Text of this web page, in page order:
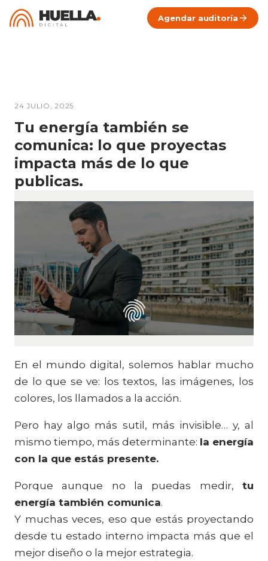
Agendar auditoría
24 JULIO, 2025
Tu energía también se
comunica: lo que proyectas
impacta más de lo que
publicas.
En el mundo digital, solemos hablar mucho
de lo que se ve: los textos, las imágenes, los
colores, los llamados a la acción.
Pero hay algo más sutil, más invisible… y, al
mismo tiempo, más determinante: la energía
con la que estás presente.
Porque aunque no la puedas medir, tu
energía también comunica.
Y muchas veces, eso que estás proyectando
desde tu estado interno impacta más que el
mejor diseño o la mejor estrategia.